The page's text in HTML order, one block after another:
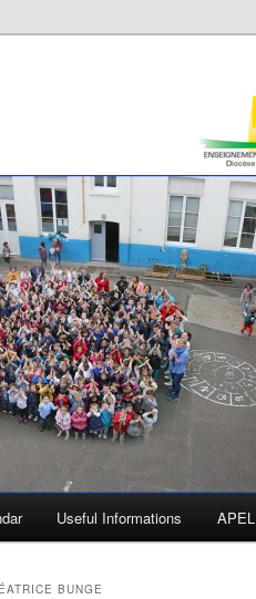
Useful Informations APEL
BUNGE